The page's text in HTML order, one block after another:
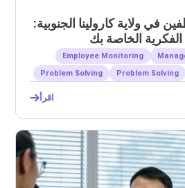
في ولاية كارولينا الجنوبية:
الفكرية الخاصة بك
Employee Monitoring
Problem Solving
Problem Solving
اقرأ